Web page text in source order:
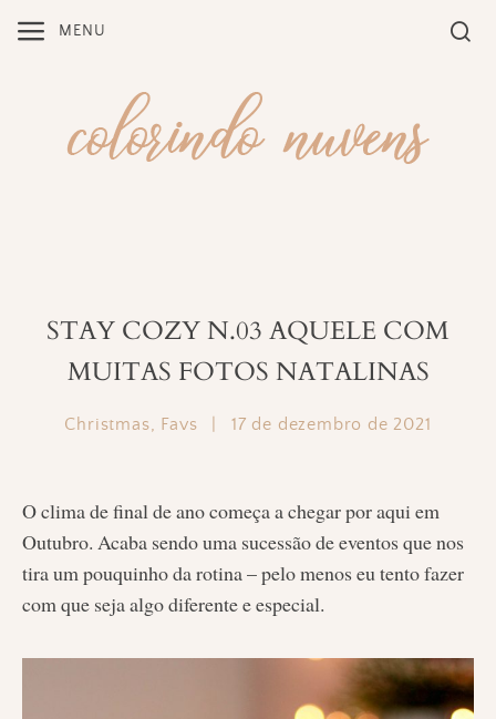
MENU
STAY COZY N.03 AQUELE COM
MUITAS FOTOS NATALINAS
Christmas, Favs 17 de dezembro de 2021
O clima de final de ano começa a chegar por aqui em
Outubro. Acaba sendo uma sucessão de eventos que nos
tira um pouquinho da rotina – pelo menos eu tento fazer
com que seja algo diferente e especial.